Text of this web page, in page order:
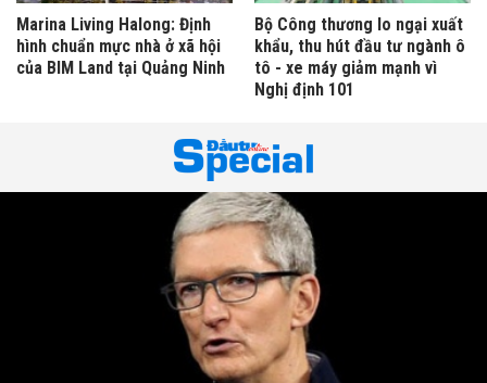
Marina Living Halong: Định
hình chuẩn mực nhà ở xã hội
của BIM Land tại Quảng Ninh
Bộ Công thương lo ngại xuất
khẩu, thu hút đầu tư ngành ô
tô - xe máy giảm mạnh vì
Nghị định 101